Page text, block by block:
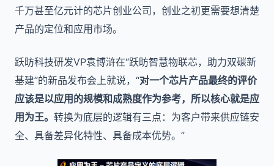
千万甚至亿元计的芯片创业公司，创业之初更需要想清楚
产品的定位和应用市场。
跃昉科技研发VP袁博浒在“跃昉智慧物联芯，助力双碳新
基建”的新品发布会上就说，“对一个芯片产品最终的评价
应该是以应用的规模和成熟度作为参考，所以核心就是应
用为王。 转换为底层的逻辑有三点：为客户带来供应链安
全、具备差异化特性、具备成本优势。”